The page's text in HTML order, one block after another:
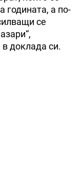
годината, а по-
се
доклада си.